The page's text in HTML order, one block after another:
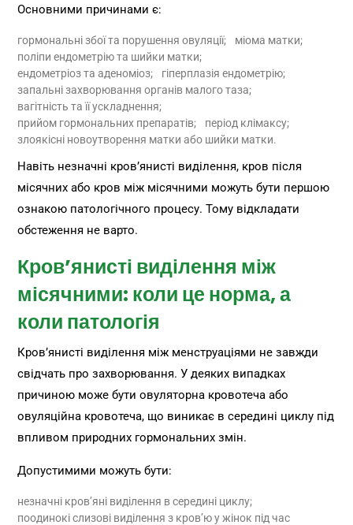
Основними причинами є:
гормональні збої та порушення овуляції;
міома матки;
поліпи ендометрію та шийки матки;
ендометріоз та аденоміоз;
гіперплазія ендометрію;
запальні захворювання органів малого таза;
вагітність та її ускладнення;
прийом гормональних препаратів;
період клімаксу;
злоякісні новоутворення матки або шийки матки.
Навіть незначні кров’янисті виділення, кров після
місячних або кров між місячними можуть бути першою
ознакою патологічного процесу. Тому відкладати
обстеження не варто.
Кров’янисті виділення між
місячними: коли це норма, а
коли патологія
Кров’янисті виділення між менструаціями не завжди
свідчать про захворювання. У деяких випадках
причиною може бути овуляторна кровотеча або
овуляційна кровотеча, що виникає в середині циклу під
впливом природних гормональних змін.
Допустимими можуть бути:
незначні кров’яні виділення в середині циклу;
поодинокі слизові виділення з кров’ю у жінок під час